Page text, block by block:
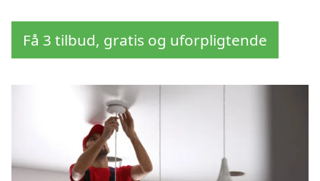
Få 3 tilbud, gratis og uforpligtende